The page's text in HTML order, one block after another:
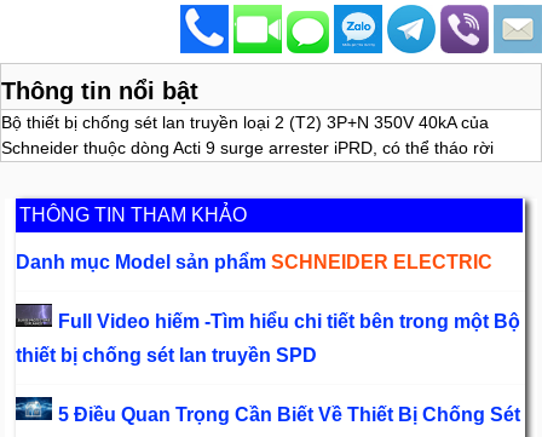
Thông tin nổi bật
Bộ thiết bị chống sét lan truyền loại 2 (T2) 3P+N 350V 40kA của
Schneider thuộc dòng Acti 9 surge arrester iPRD, có thể tháo rời
THÔNG TIN THAM KHẢO
Danh mục Model sản phẩmSCHNEIDER ELECTRIC
Full Video hiếm -Tìm hiểu chi tiết bên trong một Bộ
thiết bị chống sét lan truyền SPD
5 Điều Quan Trọng Cần Biết Về Thiết Bị Chống Sét